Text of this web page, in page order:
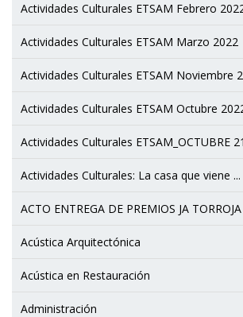
Actividades Culturales ETSAM Febrero
Actividades Culturales ETSAM Marzo 2022
Actividades Culturales ETSAM Noviembre
Actividades Culturales ETSAM Octubre
Actividades Culturales ETSAM_OCTUBRE
Actividades Culturales: La casa que viene ...
ACTO ENTREGA DE PREMIOS JA TORROJA
Acústica Arquitectónica
Acústica en Restauración
Administración